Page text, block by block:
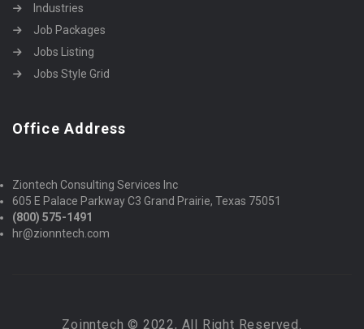
Industries
Job Packages
Jobs Listing
Jobs Style Grid
Office Address
Ziontech Consulting Services Inc
605 E Palace Parkway C3 Grand Prairie, Texas 75051
(800) 575-1491
hr@zionntech.com
Zoinntech © 2022, All Right Reserved.